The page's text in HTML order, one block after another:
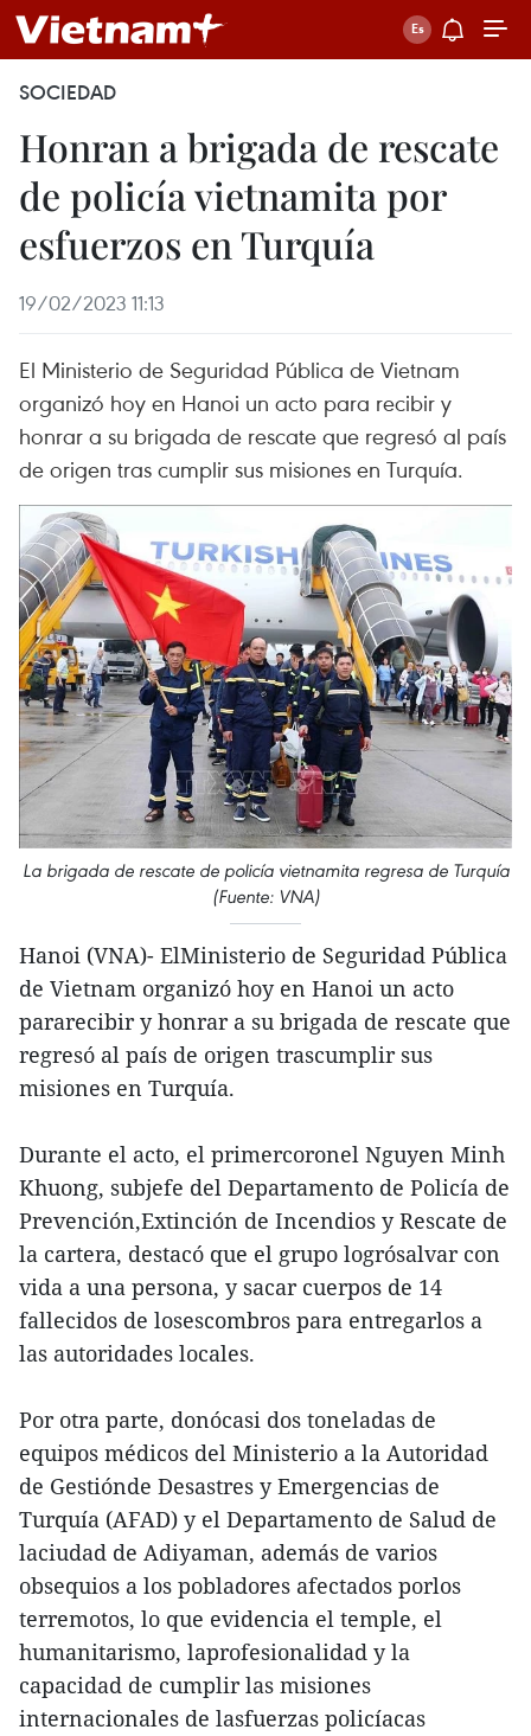
SOCIEDAD
Honran a brigada de rescate
de policía vietnamita por
esfuerzos en Turquía
19/02/2023 11:13
El Ministerio de Seguridad Pública de Vietnam
organizó hoy en Hanoi un acto para recibir y
honrar a su brigada de rescate que regresó al país
de origen tras cumplir sus misiones en Turquía.
La brigada de rescate de policía vietnamita regresa de Turquía
(Fuente: VNA)
Hanoi (VNA)- ElMinisterio de Seguridad Pública
de Vietnam organizó hoy en Hanoi un acto
pararecibir y honrar a su brigada de rescate que
regresó al país de origen trascumplir sus
misiones en Turquía.
Durante el acto, el primercoronel Nguyen Minh
Khuong, subjefe del Departamento de Policía de
Prevención,Extinción de Incendios y Rescate de
la cartera, destacó que el grupo logrósalvar con
vida a una persona, y sacar cuerpos de 14
fallecidos de losescombros para entregarlos a
las autoridades locales.
Por otra parte, donócasi dos toneladas de
equipos médicos del Ministerio a la Autoridad
de Gestiónde Desastres y Emergencias de
Turquía (AFAD) y el Departamento de Salud de
laciudad de Adiyaman, además de varios
obsequios a los pobladores afectados porlos
terremotos, lo que evidencia el temple, el
humanitarismo, laprofesionalidad y la
capacidad de cumplir las misiones
internacionales de lasfuerzas policíacas